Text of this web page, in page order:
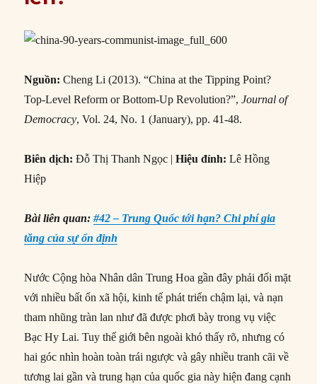
Nguồn: Cheng Li (2013). “China at the Tipping Point?
Top-Level Reform or Bottom-Up Revolution?”,Journal of
Democracy, Vol. 24, No. 1 (January), pp. 41-48.
Biên dịch: Đỗ Thị Thanh Ngọc |Hiệu đính: Lê Hồng
Hiệp
Bài liên quan:#42 – Trung Quốc tới hạn? Chi phí gia
tăng của sự ổn định
Nước Cộng hòa Nhân dân Trung Hoa gần đây phải đối mặt
với nhiều bất ổn xã hội, kinh tế phát triển chậm lại, và nạn
tham nhũng tràn lan như đã được phơi bày trong vụ việc
Bạc Hy Lai. Tuy thế giới bên ngoài khó thấy rõ, nhưng có
hai góc nhìn hoàn toàn trái ngược và gây nhiều tranh cãi về
tương lai gần và trung hạn của quốc gia này hiện đang cạnh